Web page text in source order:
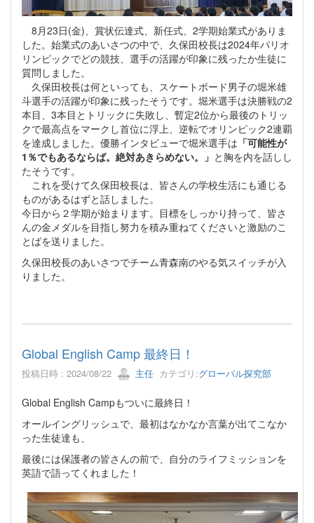
8月23日(金)、賞状伝達式、新任式、2学期始業式がありま
した。始業式のあいさつの中で、久保田校長は2024年パリオ
リンピックでどの競技、選手の活躍が印象に残ったか生徒に
質問しました。
久保田校長は何といっても、スケートボード男子の堀米雄
斗選手の活躍が印象に残ったそうです。堀米選手は決勝戦の2
本目、3本目とトリックに失敗し、暫定2位から最後のトリッ
クで最高点をマークし首位に浮上、逆転でオリンピック2連覇
を達成しました。優勝インタビューで堀米選手は 「可能性が
1％でもあるならば。絶対あきらめない。」 と胸を内を話しし
たそうです。
これを受けて久保田校長は、皆さんの学校生活にも通じる
ものがあるはずと話しました。
今日から２学期が始まります。目標をしっかり持って、皆さ
んの金メダルを目指し努力を積み重ねてくださいと激励のこ
とばを送りました。
久保田校長のあいさつでチーム青森南のやる気スイッチが入
りました。
Global English Camp 最終日！
投稿日時 : 2024/08/22 主任 カテゴリ:グローバル探究部
Global English Campもついに最終日！
オールイングリッシュで、最初はなかなか言葉が出てこなか
った生徒達も、
最後には保護者の皆さんの前で、自分のライフミッションを
英語で語ってくれました！